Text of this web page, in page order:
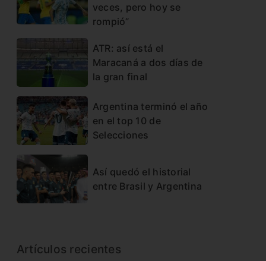
veces, pero hoy se
rompió”
ATR: así está el
Maracaná a dos días de
la gran final
Argentina terminó el año
en el top 10 de
Selecciones
Así quedó el historial
entre Brasil y Argentina
Artículos recientes